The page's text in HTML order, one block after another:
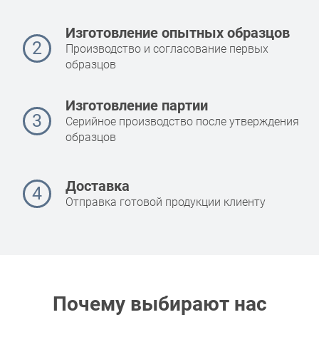
2
Изготовление опытных образцов
Производство и согласование первых
образцов
3
Изготовление партии
Серийное производство после утверждения
образцов
4 Доставка
Отправка готовой продукции клиенту
Почему выбирают нас